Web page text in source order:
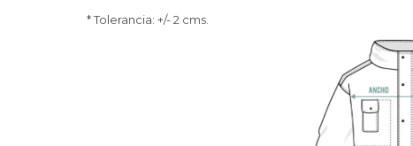
* Tolerancia: +/- 2 cms.